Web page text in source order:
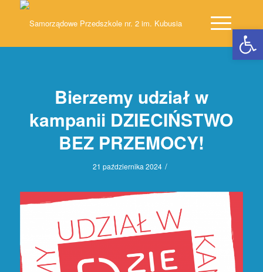
Bierzemy udział w
kampanii DZIECIŃSTWO
BEZ PRZEMOCY!
21 października 2024 /